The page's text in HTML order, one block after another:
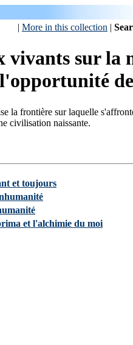
| More in this collection |
vivants sur la
la frontière sur laquelle
civilisation naissante.
et toujours
et l'alchimie du moi